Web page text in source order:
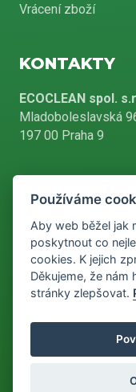
Vrácení zboží
KONTAKTY
ECOCLEAN spol.
Mladoboleslavská
197 00 Praha 9
+420 226
Podle zákona o
kupujícímu účtenku.
správce daně online, v
Používáme
Aby web běžel jak
poskytnout co
cookies. K jejich
Děkujeme, že
stránky zlepšovat.